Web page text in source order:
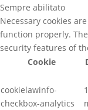
Sempre abilitato
Necessary cookies
function properly.
security features of
Cookie
cookielawinfo-
checkbox-analytics